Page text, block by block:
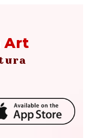
Art